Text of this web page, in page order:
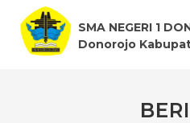
SMA NEGERI 1
Donorojo